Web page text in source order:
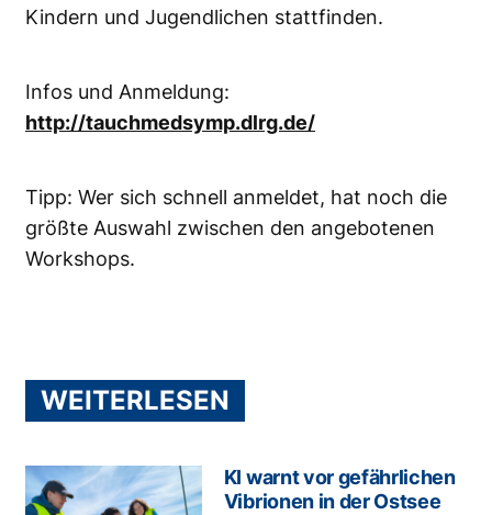
Kindern und Jugendlichen stattfinden.
Infos und Anmeldung:
http://tauchmedsymp.dlrg.de/
Tipp: Wer sich schnell anmeldet, hat noch die
größte Auswahl zwischen den angebotenen
Workshops.
WEITERLESEN
KI warnt vor gefährlichen
Vibrionen in der Ostsee